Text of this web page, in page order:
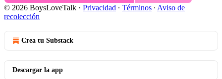
© 2026 BoysLoveTalk · Privacidad ∙ Términos ∙ Aviso de
recolección
Crea tu Substack
Descargar la app